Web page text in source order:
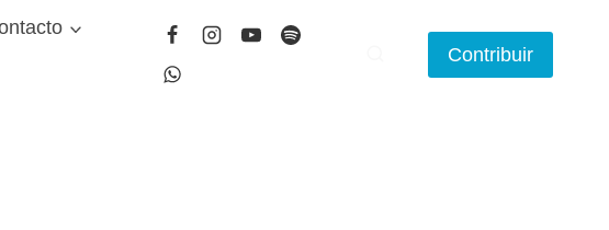
Contribuir